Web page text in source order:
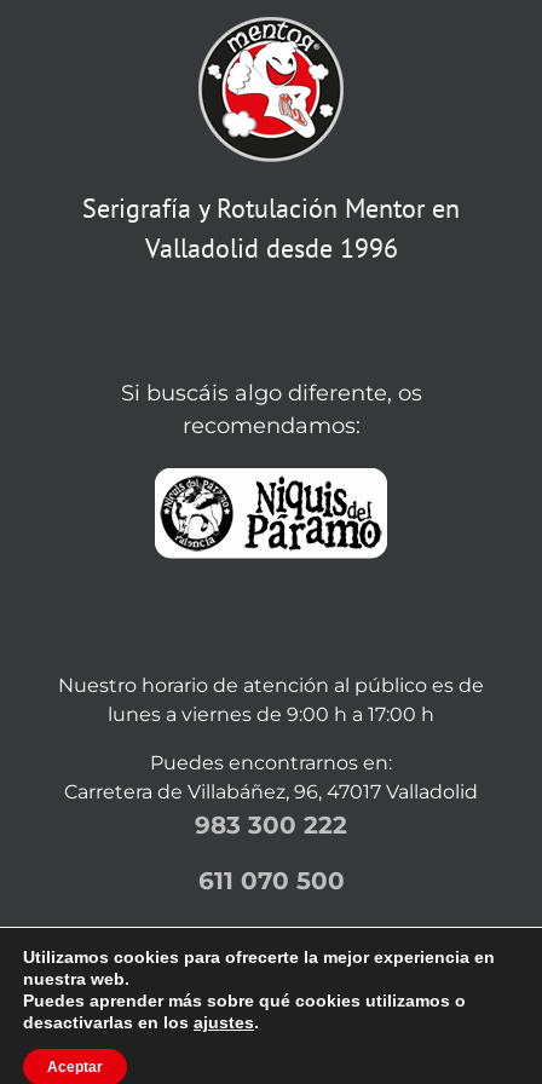
Serigrafía y Rotulación Mentor en
Valladolid desde 1996
Si buscáis algo diferente, os
recomendamos:
Nuestro horario de atención al público es de
lunes a viernes de 9:00 h a 17:00 h
Puedes encontrarnos en:
Carretera de Villabáñez, 96, 47017 Valladolid
983 300 222
611 070 500
Diseño web Valladolid
Utilizamos cookies para ofrecerte la mejor experiencia en
nuestra web.
Puedes aprender más sobre qué cookies utilizamos o
desactivarlas en los ajustes.
Aceptar